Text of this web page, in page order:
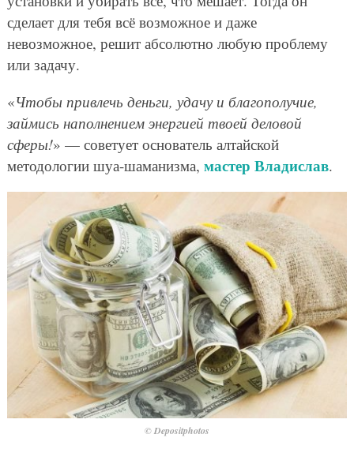
сделает для тебя всё возможное и даже
невозможное, решит абсолютно любую проблему
или задачу.
«Чтобы привлечь деньги, удачу и благополучие,
займись наполнением энергией твоей деловой
сферы!» — советует основатель алтайской
методологии шуа-шаманизма, мастер Владислав.
© Depositphotos